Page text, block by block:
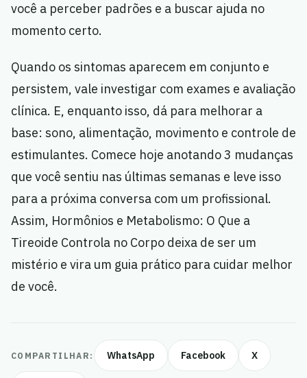
você a perceber padrões e a buscar ajuda no
momento certo.
Quando os sintomas aparecem em conjunto e
persistem, vale investigar com exames e avaliação
clínica. E, enquanto isso, dá para melhorar a
base: sono, alimentação, movimento e controle de
estimulantes. Comece hoje anotando 3 mudanças
que você sentiu nas últimas semanas e leve isso
para a próxima conversa com um profissional.
Assim, Hormônios e Metabolismo: O Que a
Tireoide Controla no Corpo deixa de ser um
mistério e vira um guia prático para cuidar melhor
de você.
COMPARTILHAR: WhatsApp Facebook X